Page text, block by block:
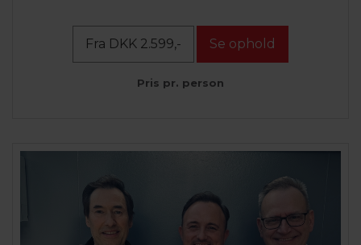
Fra DKK 2.599,- Se ophold
Pris pr. person